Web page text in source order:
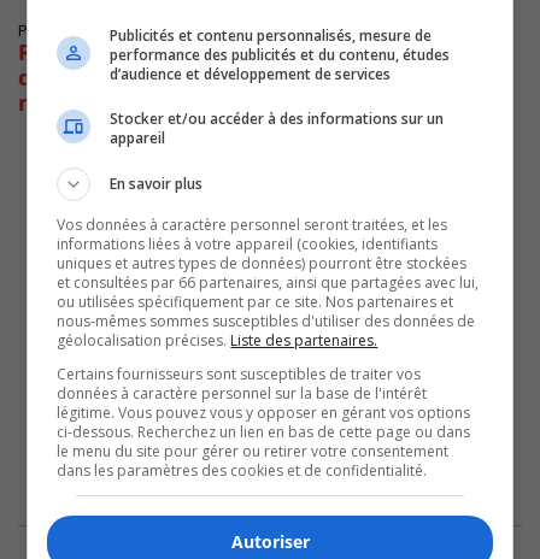
Publié le 4 juin 2019 à 20h00
Réélection de Benoît L’Écuyer au sein du CA
de la Fédération canadienne des
municipalités
Publicités et contenu personnalisés, mesure de
performance des publicités et du contenu, études
d’audience et développement de services
Stocker et/ou accéder à des informations sur un
appareil
En savoir plus
Vos données à caractère personnel seront traitées, et les
informations liées à votre appareil (cookies, identifiants
uniques et autres types de données) pourront être stockées
et consultées par 66 partenaires, ainsi que partagées avec lui,
ou utilisées spécifiquement par ce site. Nos partenaires et
nous-mêmes sommes susceptibles d'utiliser des données de
géolocalisation précises. Liste des partenaires.
Certains fournisseurs sont susceptibles de traiter vos
données à caractère personnel sur la base de l'intérêt
légitime. Vous pouvez vous y opposer en gérant vos options
ci-dessous. Recherchez un lien en bas de cette page ou dans
le menu du site pour gérer ou retirer votre consentement
dans les paramètres des cookies et de confidentialité.
Autoriser